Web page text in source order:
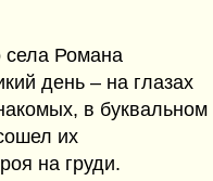
села Романа
день – на глазах
в буквальном
их
на груди.